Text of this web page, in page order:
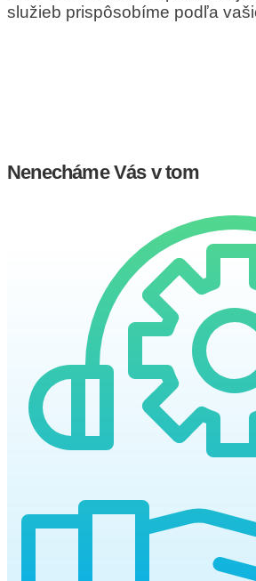
služieb prispôsobíme podľa
Nenecháme Vás v tom